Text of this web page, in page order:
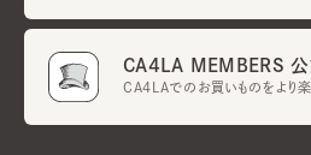
CA4LA MEMBERS 公
CA4LAでのお買いものをより楽